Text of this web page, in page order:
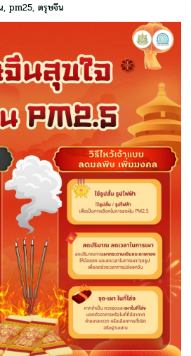
, pm25, ตรุษจีน